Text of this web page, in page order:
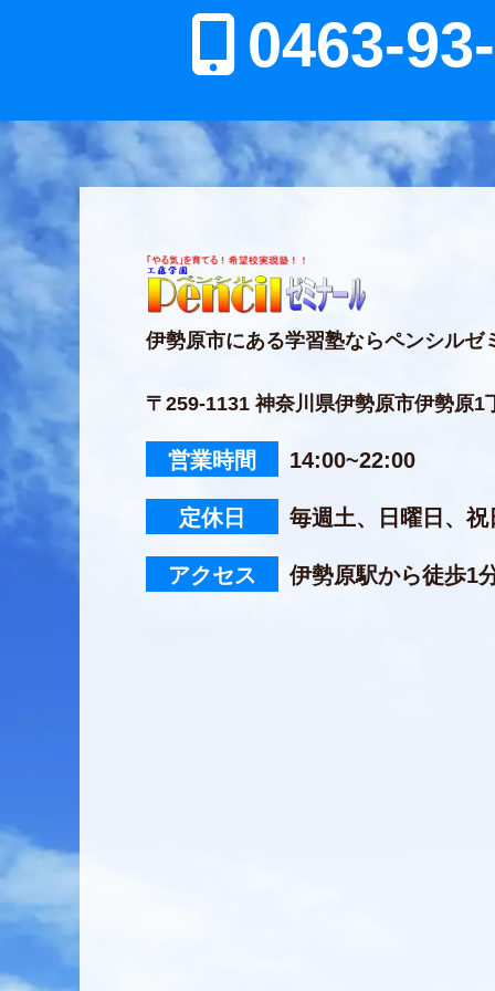
0463-
伊勢原市にある学習塾ならペンシルゼ
〒259-1131 神奈川県伊勢原市伊勢原1
営業時間 14:00~22:00
定休日 毎週土、日曜日、祝
アクセス 伊勢原駅から徒歩1